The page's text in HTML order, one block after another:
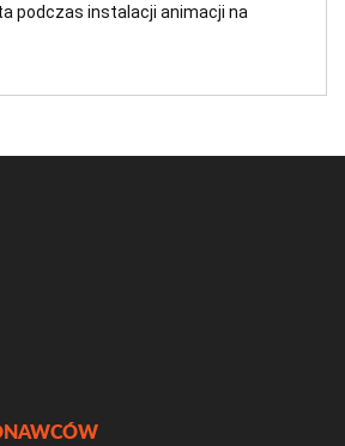
podczas instalacji animacji na